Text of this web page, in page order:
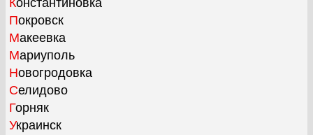
Константиновка
Покровск
Макеевка
Мариуполь
Новогродовка
Селидово
Горняк
Украинск